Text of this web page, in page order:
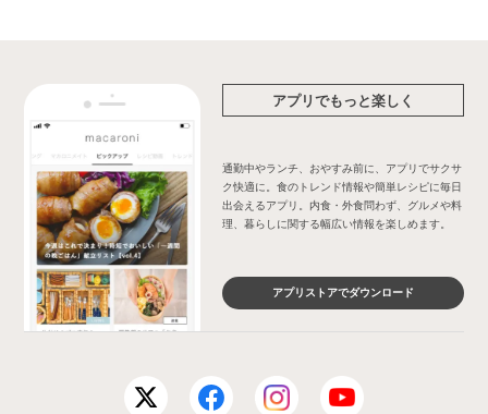
アプリでもっと楽しく
通勤中やランチ、おやすみ前に、アプリでサクサ
ク快適に。食のトレンド情報や簡単レシピに毎日
出会えるアプリ。内食・外食問わず、グルメや料
理、暮らしに関する幅広い情報を楽しめます。
アプリストアでダウンロード